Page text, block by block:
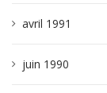
avril 1991
juin 1990